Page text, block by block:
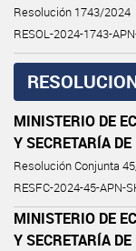
Resolución 1743/2024
RESOL-2024-1743-
MINISTERIO DE
Y SECRETARÍA
Resolución Conjunta
RESFC-2024-45-APN-
MINISTERIO DE
Y SECRETARÍA